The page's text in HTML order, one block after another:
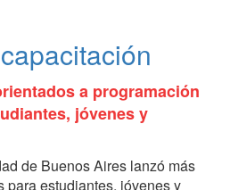
a programación
jóvenes y
de Buenos Aires lanzó más
para estudiantes, jóvenes y